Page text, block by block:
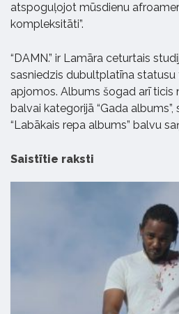
atspoguļojot mūsdienu
kompleksitāti”.
“DAMN.” ir Lamāra ceturtais
sasniedzis dubultplatīna statusu
apjomos. Albums šogad arī ticis
balvai kategorijā “Gada
“Labākais repa albums” balvu
Saistītie raksti